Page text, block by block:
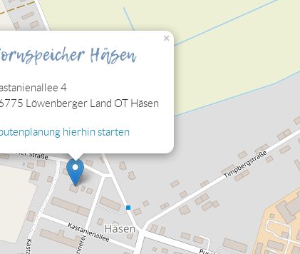
"Personalisierung" zulassen, damit Sie die hier
können.
Häsen
4
Löwenberger Land OT Häsen
hierhin starten
×